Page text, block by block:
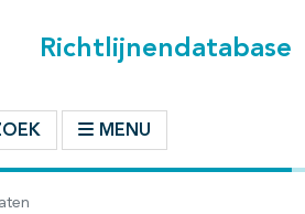
Richtlijnendatabase
MENU